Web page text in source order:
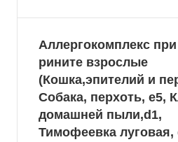
Аллергокомплекс
рините взрослые
(Кошка,эпителий и
Собака, перхоть, e5,
домашней пыли,d1,
Тимофеевка луговая,